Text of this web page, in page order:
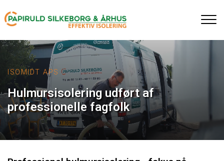
til
hovedindhold
ISOMIDT APS
Hulmursisolering udført af
professionelle fagfolk